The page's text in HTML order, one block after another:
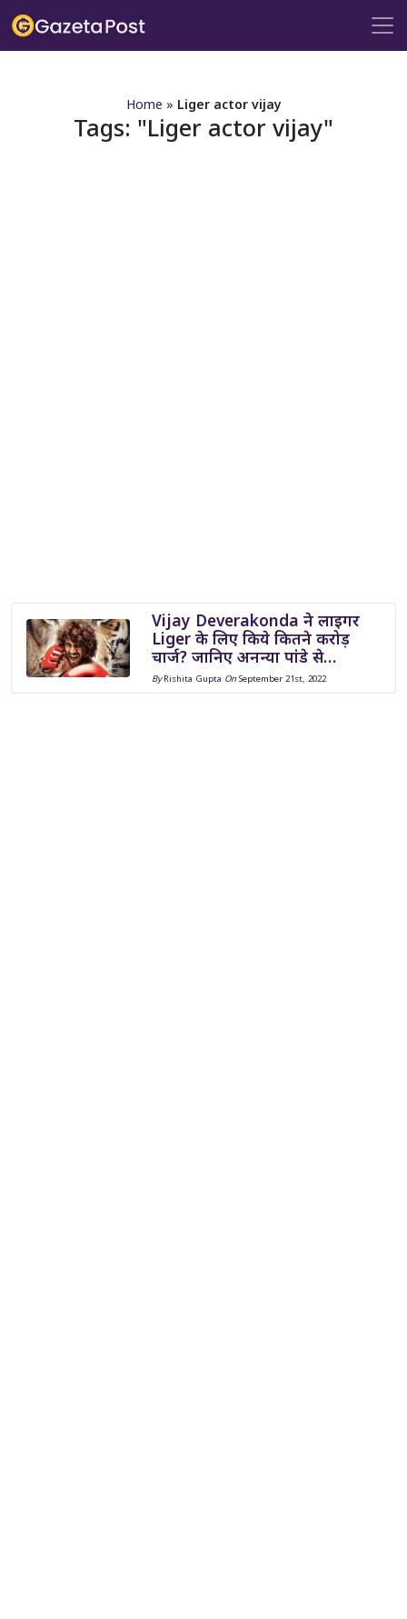
Home » Liger actor vijay
Tags: Liger actor vijay
Vijay Deverakonda ने लाइगर
Liger के लिए किये कितने करोड़
चार्ज? जानिए अनन्या पांडे से…
ByRishita Gupta On September 21st, 2022